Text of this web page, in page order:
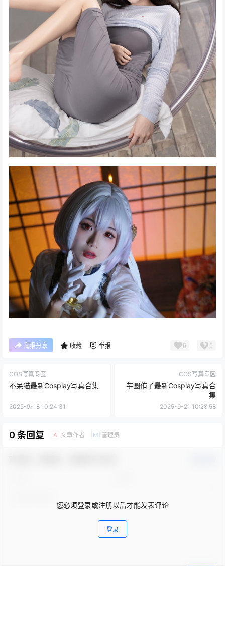
海报分享 收藏 举报 0 0
COS写真专区
不呆猫最新Cosplay写真合集
2025-9-18 10:24:31
COS写真专区
芋圆侑子最新Cosplay写真合
集
2025-9-21 10:28:58
0 条回复 A 文章作者 M 管理员
您必须登录或注册以后才能发表评论
登录